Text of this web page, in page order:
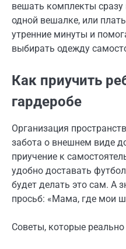
вешать комплекты
одной вешалке, или
утренние минуты и
выбирать одежду
Как приучить
гардеробе
Организация
забота о внешнем виде
приучение к
удобно доставать
будет делать это сам. А
просьб: «Мама, где мои
Советы, которые